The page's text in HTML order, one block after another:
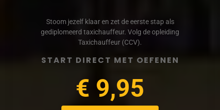
Stoom jezelf klaar en zet de eerste stap als
gediplomeerd taxichauffeur. Volg de opleiding
Taxichauffeur (CCV).
START DIRECT MET OEFENEN
€ 9,95